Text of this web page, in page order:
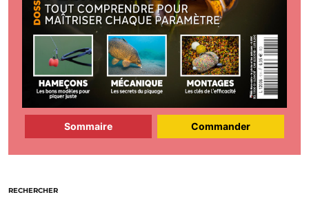
Sommaire Commander
RECHERCHER